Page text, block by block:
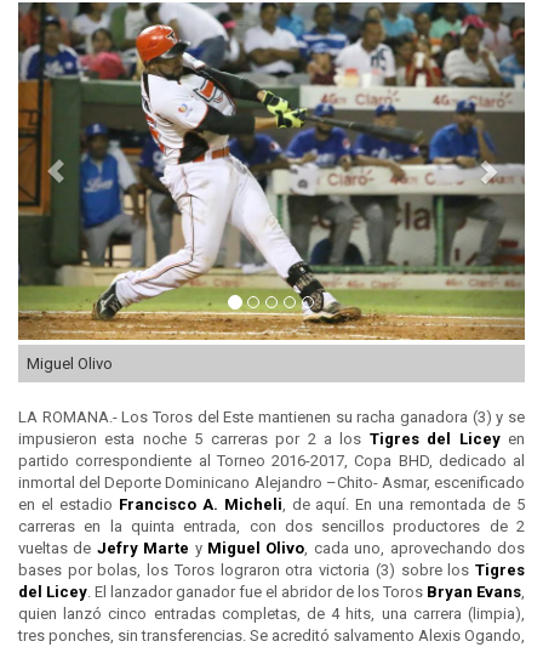
Anterior
Miguel Olivo
LA ROMANA.- Los Toros del Este mantienen su racha ganadora (3) y se
impusieron esta noche 5 carreras por 2 a los Tigres del Liceyen
partido correspondiente al Torneo 2016-2017, Copa BHD, dedicado al
inmortal del Deporte Dominicano Alejandro –Chito- Asmar, escenificado
en el estadio Francisco A. Micheli, de aquí. En una remontada de 5
carreras en la quinta entrada, con dos sencillos productores de 2
vueltas de Jefry Marte y Miguel Olivo, cada uno, aprovechando dos
bases por bolas, los Toros lograron otra victoria (3) sobre los Tigres
del Licey. El lanzador ganador fue el abridor de los Toros Bryan Evans,
quien lanzó cinco entradas completas, de 4 hits, una carrera (limpia),
tres ponches, sin transferencias. Se acreditó salvamento Alexis Ogando,